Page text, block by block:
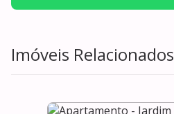
Imóveis Relacionados